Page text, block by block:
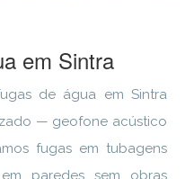
em Sintra
de água em Sintra
— geofone acústico
fugas em tubagens
paredes sem obras